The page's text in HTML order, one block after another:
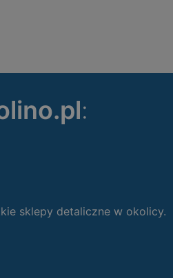
:
sklepy detaliczne w okolicy.